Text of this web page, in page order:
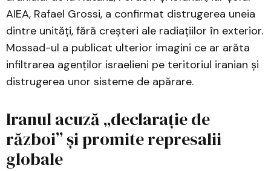
AIEA, Rafael Grossi, a confirmat distrugerea uneia
dintre unități, fără creșteri ale radiațiilor în exterior.
Mossad-ul a publicat ulterior imagini ce ar arăta
infiltrarea agenților israelieni pe teritoriul iranian și
distrugerea unor sisteme de apărare.
Iranul acuză „declarație de
război” și promite represalii
globale